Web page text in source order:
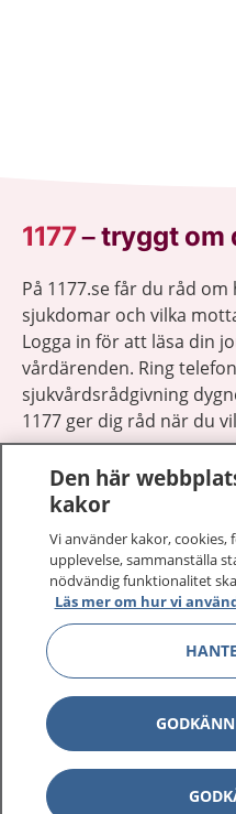
1177–tryggt om
På 1177.se får du råd
sjukdomar och vilka
Logga in för att läsa din
vårdärenden. Ring
sjukvårdsrådgivning
1177 ger dig råd när du
1177 på flera språk
Om 1177
Behandling av
Den här
kakor
Vi använder kakor,
upplevelse, sammanställa
nödvändig funktionalitet
Läs mer om hur vi